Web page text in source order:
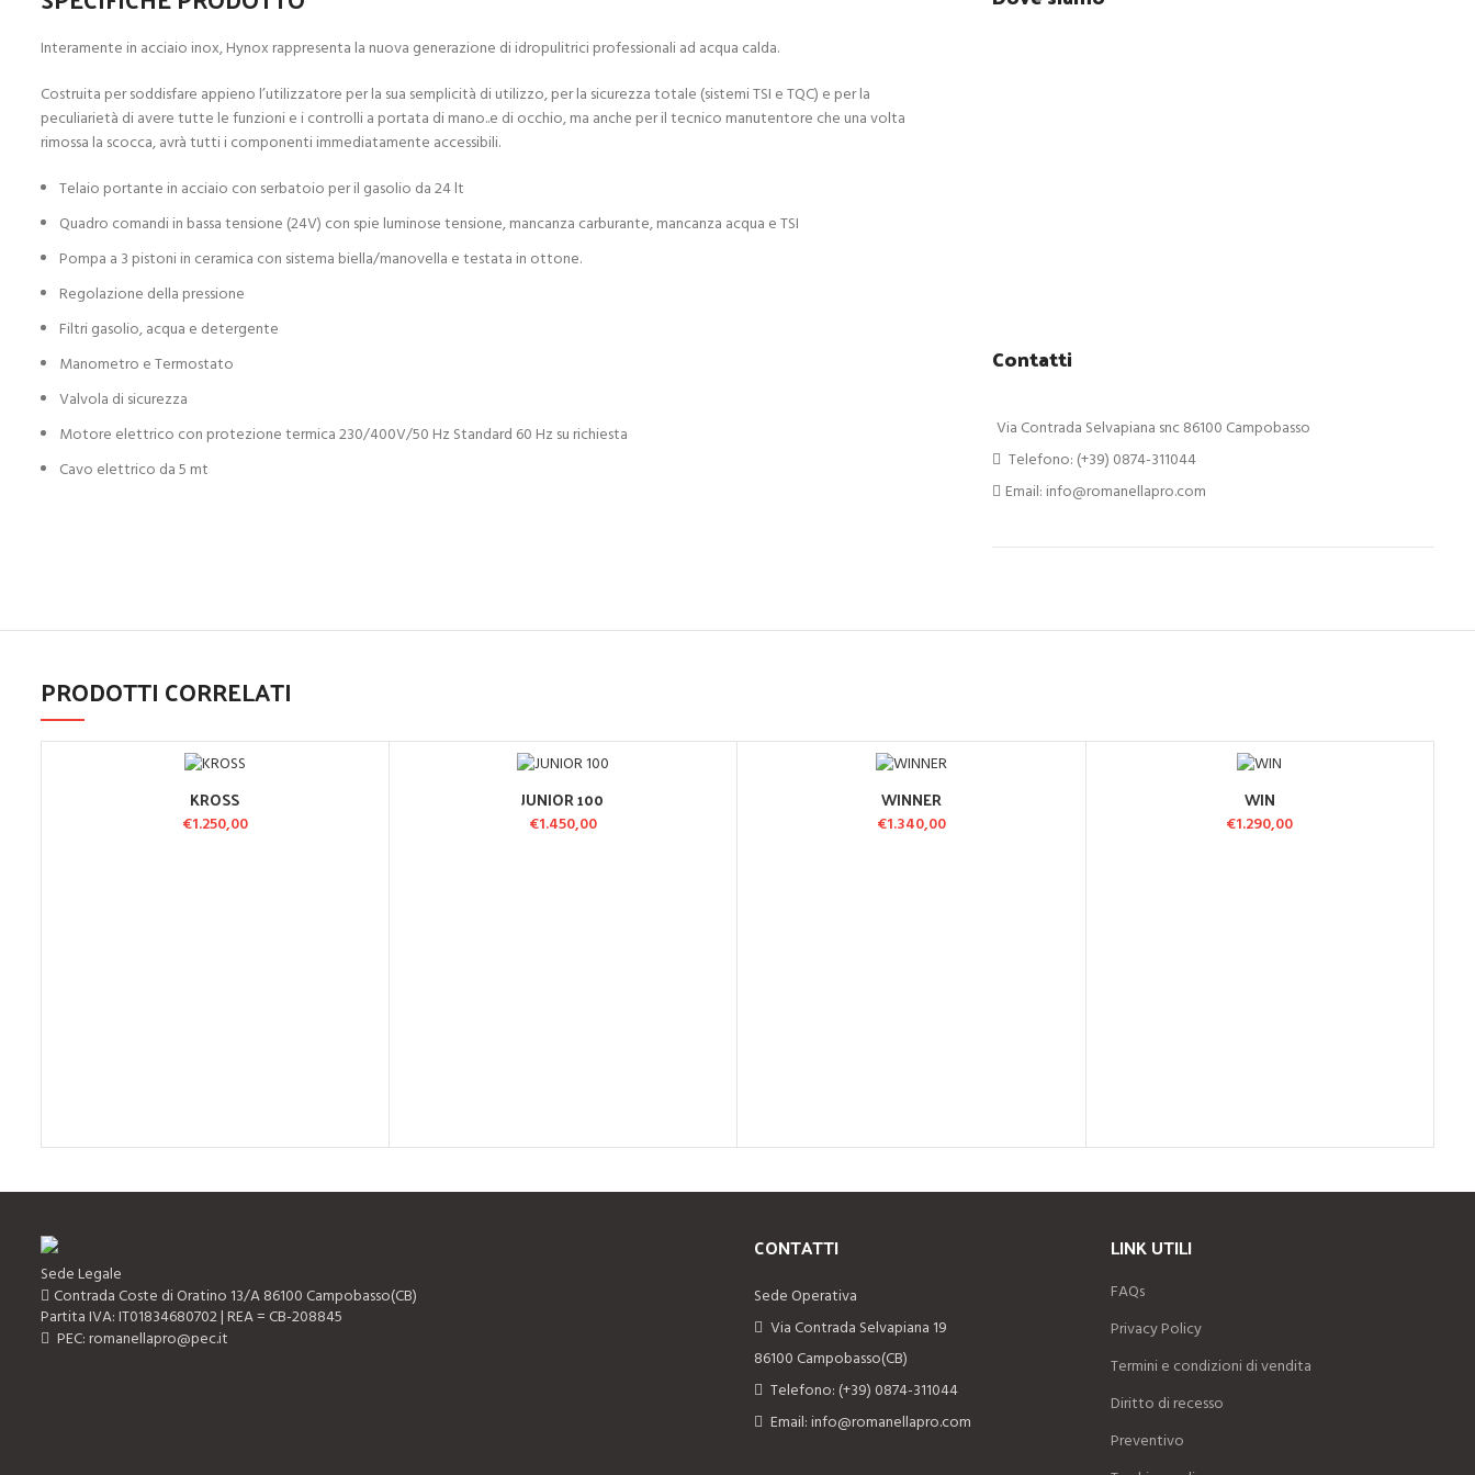
Interamente in acciaio inox, Hynox rappresenta la nuova generazione di idropulitrici professionali ad acqua calda.
Costruita per soddisfare appieno l’utilizzatore per la sua semplicità di utilizzo, per la sicurezza totale (sistemi TSI e TQC) e per la
peculiarietà di avere tutte le funzioni e i controlli a portata di mano..e di occhio, ma anche per il tecnico manutentore che una volta
rimossa la scocca, avrà tutti i componenti immediatamente accessibili.
Telaio portante in acciaio con serbatoio per il gasolio da 24 lt
Quadro comandi in bassa tensione (24V) con spie luminose tensione, mancanza carburante, mancanza acqua e TSI
Pompa a 3 pistoni in ceramica con sistema biella/manovella e testata in ottone.
Regolazione della pressione
Filtri gasolio, acqua e detergente
Manometro e Termostato
Valvola di sicurezza
Motore elettrico con protezione termica 230/400V/50 Hz Standard 60 Hz su richiesta
Cavo elettrico da 5 mt
Contatti
Via Contrada Selvapiana snc 86100 Campobasso
Telefono: (+39) 0874-311044
Email: info@romanellapro.com
PRODOTTI CORRELATI
AGGIUNGI AL CARRELLO
KROSS
€1.250,00
AGGIUNGI AL CARRELLO
JUNIOR 100
€1.450,00
AGGIUNGI AL CARRELLO
WINNER
€1.340,00
AGGIUNGI AL CARRELLO
WIN
€1.290,00
Sede Legale
Contrada Coste di Oratino 13/A 86100 Campobasso(CB)
Partita IVA: IT01834680702 | REA = CB-208845
PEC: romanellapro@pec.it
CONTATTI
Sede Operativa
Via Contrada Selvapiana 19
86100 Campobasso(CB)
Telefono: (+39) 0874-311044
Email: info@romanellapro.com
LINK UTILI
FAQs
Privacy Policy
Termini e condizioni di vendita
Diritto di recesso
Preventivo